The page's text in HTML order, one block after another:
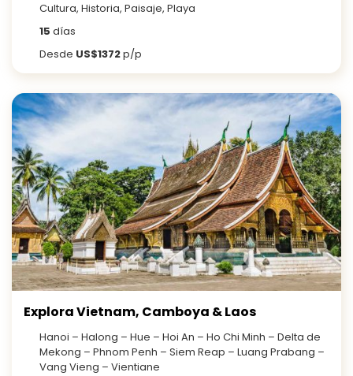
Cultura, Historia, Paisaje, Playa
15 días
Desde US$1372p/p
Explora Vietnam, Camboya & Laos
Hanoi – Halong – Hue – Hoi An – Ho Chi Minh – Delta de
Mekong – Phnom Penh – Siem Reap – Luang Prabang –
Vang Vieng – Vientiane